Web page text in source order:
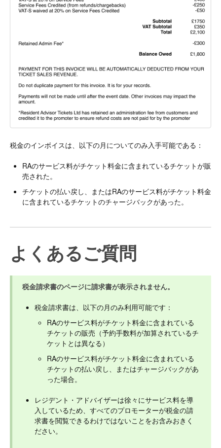
税金のインボイスは、以下の月についてのみ入手可能である：
RAのサービス料がチケット料金に含まれているチケットが販
売された。
チケットの払い戻し、またはRAのサービス料がチケット料金
に含まれているチケットのチャージバックがあった。
よくあるご質問
税金請求書のページに請求書が表示されません。
税金請求書は、以下の月のみ利用可能です：
RAのサービス料がチケット料金に含まれている
チケットの販売（予約手数料が加算されているチ
ケットとは異なる）
RAのサービス料がチケット料金に含まれている
チケットの払い戻し、またはチャージバックがあ
った場合。
レジデント・アドバイザーは徐々にサービス料を導
入しているため、すべてのプロモーターが税金の請
求書を閲覧できるわけではないことをお含みおきく
ださい。